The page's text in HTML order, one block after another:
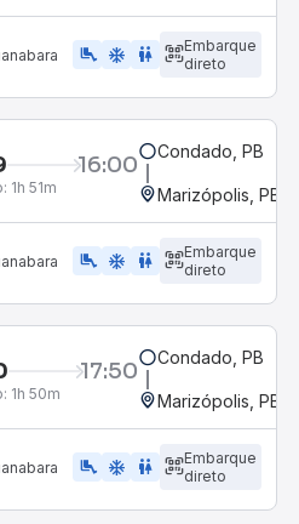
airline_seat_legroom_extra ac_unit WC
Embarque
direto
16:00
1h 51m
Condado, PB
Marizópolis, PB
airline_seat_legroom_extra ac_unit WC
Embarque
direto
17:50
1h 50m
Condado, PB
Marizópolis, PB
airline_seat_legroom_extra ac_unit wc
Embarque
direto